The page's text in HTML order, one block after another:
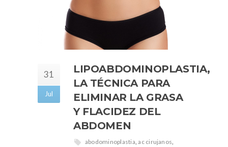
31
Jul
LIPOABDOMINOPLASTIA,
LA TÉCNICA PARA
ELIMINAR LA GRASA
Y FLACIDEZ DEL
ABDOMEN
abodominoplastia,ac cirujanos,